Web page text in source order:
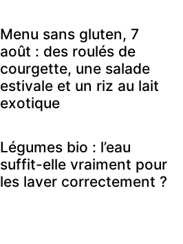
Menu sans gluten, 7
août : des roulés de
courgette, une salade
estivale et un riz au lait
exotique
Légumes bio : l’eau
suffit-elle vraiment pour
les laver correctement ?